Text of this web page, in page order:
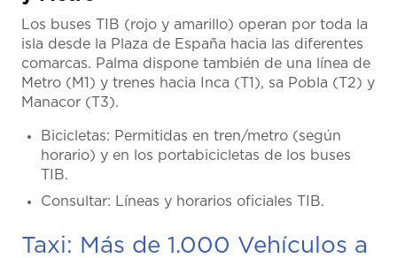
Los buses TIB (rojo y amarillo) operan por toda la
isla desde la Plaza de España hacia las diferentes
comarcas. Palma dispone también de una línea de
Metro (M1) y trenes hacia Inca (T1), sa Pobla (T2) y
Manacor (T3).
Bicicletas: Permitidas en tren/metro (según
horario) y en los portabicicletas de los buses
TIB.
Consultar: Líneas y horarios oficiales TIB.
Taxi: Más de 1.000 Vehículos a